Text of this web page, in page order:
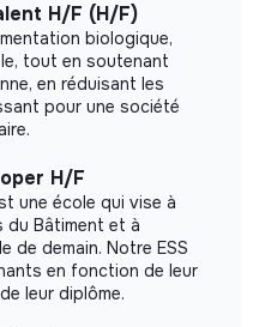
measurement.
Your Job.
Impact
H/F (H/F)
biologique,
tout en soutenant
en réduisant les
pour une société
H/F
une école qui vise à
du Bâtiment et à
de demain. Notre ESS
en fonction de leur
leur diplôme.